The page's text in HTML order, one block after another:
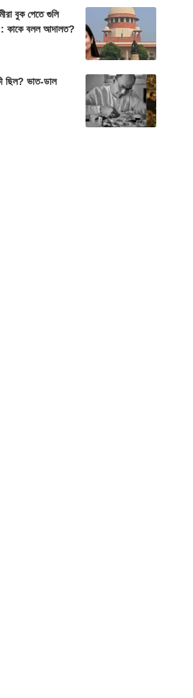
বুক পেতে গুলি
: কাকে বলল আদালত?
ছিল? ভাত-ডাল